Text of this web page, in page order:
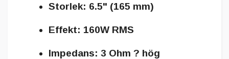
Storlek: 6.5" (165 mm)
Effekt: 160W RMS
Impedans: 3 Ohm ? hög